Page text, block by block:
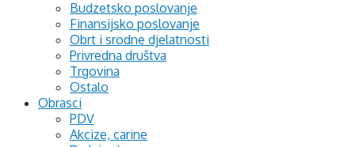
Budzetsko poslovanje
Finansijsko poslovanje
Obrt i srodne djelatnosti
Privredna društva
Trgovina
Ostalo
Obrasci
PDV
Akcize, carine